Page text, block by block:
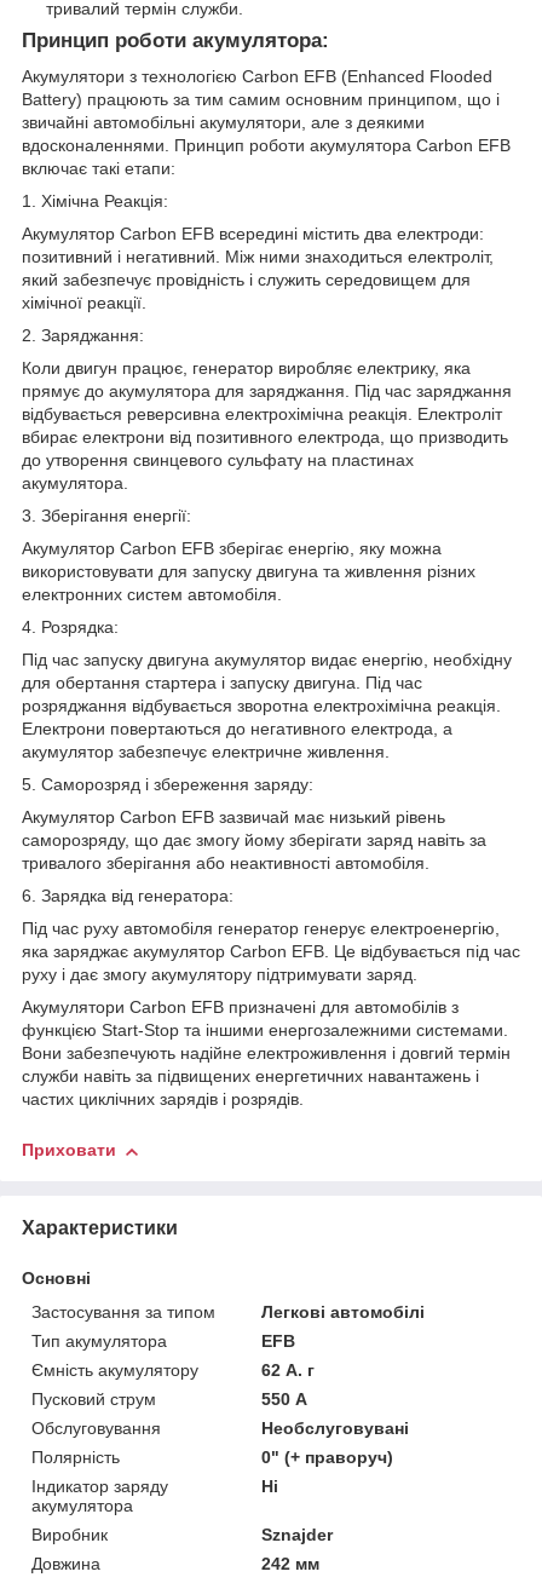
тривалий термін служби.
Принцип роботи акумулятора:
Акумулятори з технологією Carbon EFB (Enhanced Flooded
Battery) працюють за тим самим основним принципом, що і
звичайні автомобільні акумулятори, але з деякими
вдосконаленнями. Принцип роботи акумулятора Carbon EFB
включає такі етапи:
1. Хімічна Реакція:
Акумулятор Carbon EFB всередині містить два електроди:
позитивний і негативний. Між ними знаходиться електроліт,
який забезпечує провідність і служить середовищем для
хімічної реакції.
2. Заряджання:
Коли двигун працює, генератор виробляє електрику, яка
прямує до акумулятора для заряджання. Під час заряджання
відбувається реверсивна електрохімічна реакція. Електроліт
вбирає електрони від позитивного електрода, що призводить
до утворення свинцевого сульфату на пластинах
акумулятора.
3. Зберігання енергії:
Акумулятор Carbon EFB зберігає енергію, яку можна
використовувати для запуску двигуна та живлення різних
електронних систем автомобіля.
4. Розрядка:
Під час запуску двигуна акумулятор видає енергію, необхідну
для обертання стартера і запуску двигуна. Під час
розряджання відбувається зворотна електрохімічна реакція.
Електрони повертаються до негативного електрода, а
акумулятор забезпечує електричне живлення.
5. Саморозряд і збереження заряду:
Акумулятор Carbon EFB зазвичай має низький рівень
саморозряду, що дає змогу йому зберігати заряд навіть за
тривалого зберігання або неактивності автомобіля.
6. Зарядка від генератора:
Під час руху автомобіля генератор генерує електроенергію,
яка заряджає акумулятор Carbon EFB. Це відбувається під час
руху і дає змогу акумулятору підтримувати заряд.
Акумулятори Carbon EFB призначені для автомобілів з
функцією Start-Stop та іншими енергозалежними системами.
Вони забезпечують надійне електроживлення і довгий термін
служби навіть за підвищених енергетичних навантажень і
частих циклічних зарядів і розрядів.
Приховати
Характеристики
Основні
Застосування за типом
Легкові автомобілі
Тип акумулятора
EFB
Ємність акумулятору
62 А. г
Пусковий струм
550 А
Обслуговування
Необслуговувані
Полярність
0" (+ праворуч)
Індикатор заряду
акумулятора
Ні
Виробник
Sznajder
Довжина
242 мм